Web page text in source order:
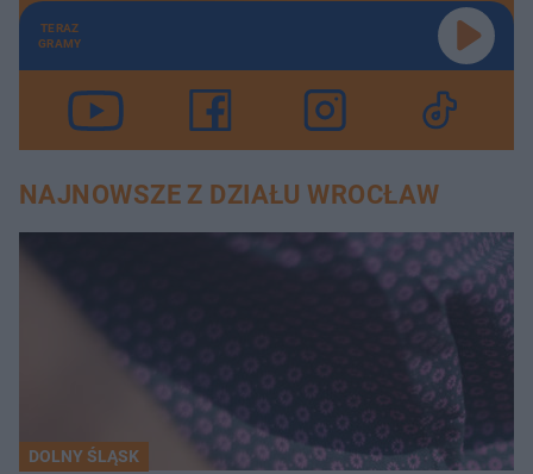
TERAZ
GRAMY
NAJNOWSZE Z DZIAŁU WROCŁAW
DOLNY ŚLĄSK